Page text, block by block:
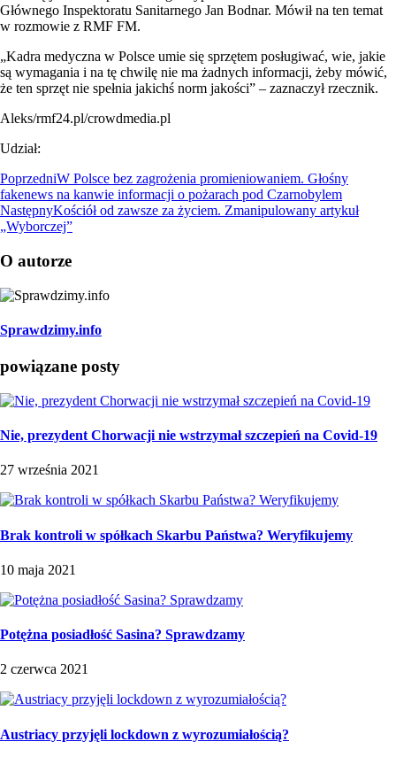
Głównego Inspektoratu Sanitarnego Jan Bodnar. Mówił na ten temat
w rozmowie z RMF FM.
„Kadra medyczna w Polsce umie się sprzętem posługiwać, wie, jakie
są wymagania i na tę chwilę nie ma żadnych informacji, żeby mówić,
że ten sprzęt nie spełnia jakichś norm jakości” – zaznaczył rzecznik.
Aleks/rmf24.pl/crowdmedia.pl
Udział:
PoprzedniW Polsce bez zagrożenia promieniowaniem. Głośny
fakenews na kanwie informacji o pożarach pod Czarnobylem
NastępnyKościół od zawsze za życiem. Zmanipulowany artykuł
„Wyborczej”
O autorze
Sprawdzimy.info
powiązane posty
Nie, prezydent Chorwacji nie wstrzymał szczepień na Covid-19
27 września 2021
Brak kontroli w spółkach Skarbu Państwa? Weryfikujemy
10 maja 2021
Potężna posiadłość Sasina? Sprawdzamy
2 czerwca 2021
Austriacy przyjęli lockdown z wyrozumiałością?